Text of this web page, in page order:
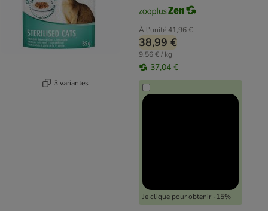
3 variantes
À l'unité41,96 €
38,99 €
9,56 € / kg
37,04 €
Je clique pour obtenir -15%